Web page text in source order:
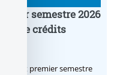
semestre 2026
de crédits
premier semestre